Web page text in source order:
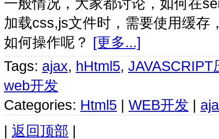
加载css,js文件时，需要使用缓存
如何操作呢？ [更多...]
Tags: ajax, hHtml5, JAVASCRIPT
web开发
Categories: Html5 | WEB开发 |
| 返回顶部 |